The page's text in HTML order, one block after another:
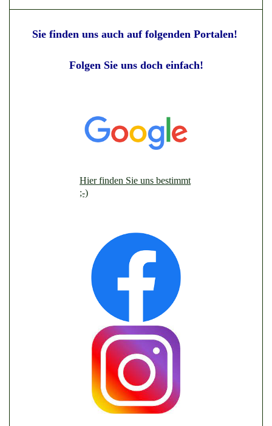
Sie finden uns auch auf folgenden Portalen!
Folgen Sie uns doch einfach!
Hier finden Sie uns bestimmt
;-)